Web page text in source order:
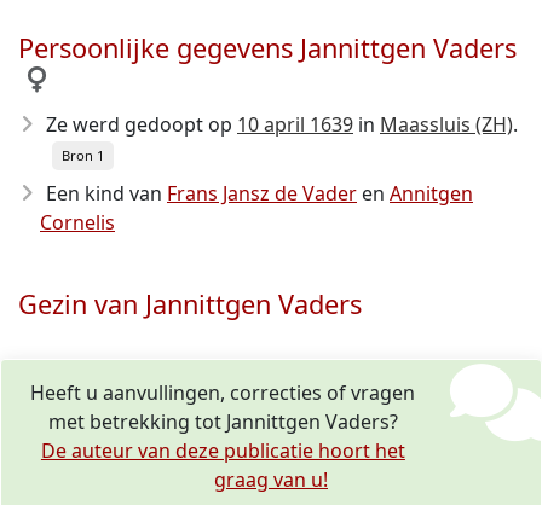
Persoonlijke gegevens Jannittgen Vaders
Ze werd gedoopt op 10 april 1639 in Maassluis (ZH).
Bron 1
Een kind van Frans Jansz de Vader en Annitgen
Cornelis
Gezin van Jannittgen Vaders
Heeft u aanvullingen, correcties of vragen
met betrekking tot Jannittgen Vaders?
De auteur van deze publicatie hoort het
graag van u!